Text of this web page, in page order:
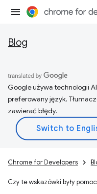
Blog
Google używa technologii
preferowany język.
zawierać błędy.
Chrome for Developers
Czy te wskazówki były